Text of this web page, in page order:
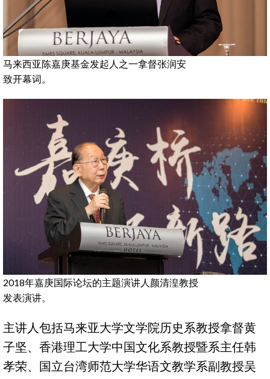
马来西亚陈嘉庚基金发起人之一拿督张润安
致开幕词。
2018年嘉庚国际论坛的主题演讲人颜清湟教授
发表演讲。
主讲人包括马来亚大学文学院历史系教授拿督黄
子坚、香港理工大学中国文化系教授暨系主任韩
孝荣、国立台湾师范大学华语文教学系副教授吴